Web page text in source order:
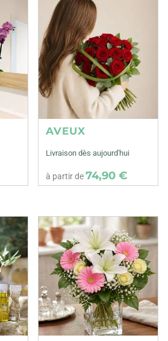
AVEUX
Livraison dès aujourd'hui
à partir de74,90 €